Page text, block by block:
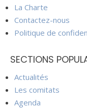
La Charte
Contactez-nous
Politique de
SECTIONS
Actualités
Les comitats
Agenda